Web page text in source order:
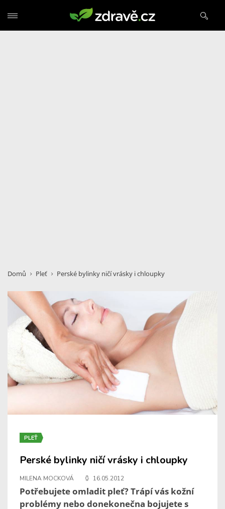
Domů Pleť Perské bylinky ničí vrásky i chloupky
PLEŤ
Perské bylinky ničí vrásky i chloupky
MILENA MOCKOVÁ 16.05.2012
Potřebujete omladit pleť? Trápí vás kožní
problémy nebo donekonečna bojujete s